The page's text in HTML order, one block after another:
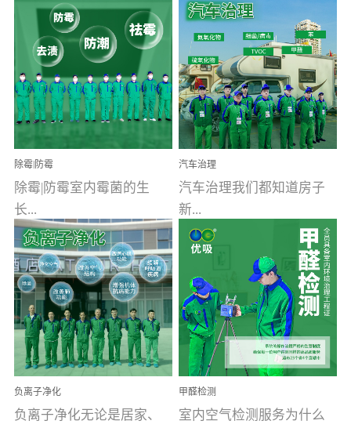
空气污染净化治理）工业
文明的进步，创造了多姿
多彩的家居产品和生活情
调，但也带来了以甲醛为
首的室内...
用行业公认奥维牌消毒
液，具备杀死人体冠状病
毒的功效，杀菌率
99.99%。相对于传统消毒
液来说，无...
除霉|防霉
除霉|防霉室内霉菌的生
长...
受温度、湿度、基质养
分、通风四个条件影响，
温暖潮湿、营养物质多、
通风缓慢的空间最易滋生
大量霉菌的...
汽车治理
汽车治理我们都知道房子
新...
装修完会有甲醛，其实汽
车的甲醛超标问题更为严
重。汽车的空间范围小，
配件、皮具、装饰多，这
些都是汽...
负离子净化
负离子净化无论是居家、
甲醛检测
室内空气检测服务为什么